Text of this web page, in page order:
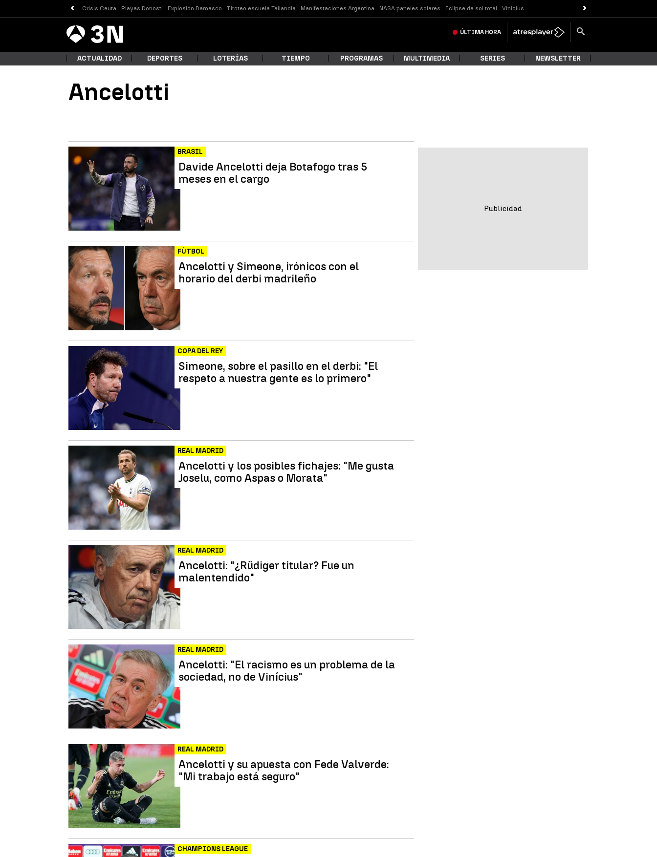
Crisis Ceuta Playas Donosti Explosión Damasco Tiroteo escuela Tailandia Manifestaciones Argentina NASA paneles solares Eclipse de sol total Vinicius
Antena
3 Noticias ÚLTIMA HORA
ACTUALIDAD DEPORTES LOTERÍAS TIEMPO PROGRAMAS MULTIMEDIA SERIES NEWSLETTER
Ancelotti
BRASIL
Davide Ancelotti deja Botafogo tras 5
meses en el cargo
FÚTBOL
Ancelotti y Simeone, irónicos con el
horario del derbi madrileño
COPA DEL REY
Simeone, sobre el pasillo en el derbi: "El
respeto a nuestra gente es lo primero"
REAL MADRID
Ancelotti y los posibles fichajes: "Me gusta
Joselu, como Aspas o Morata"
REAL MADRID
Ancelotti: "¿Rüdiger titular? Fue un
malentendido"
REAL MADRID
Ancelotti: "El racismo es un problema de la
sociedad, no de Vinícius"
REAL MADRID
Ancelotti y su apuesta con Fede Valverde:
"Mi trabajo está seguro"
CHAMPIONS LEAGUE